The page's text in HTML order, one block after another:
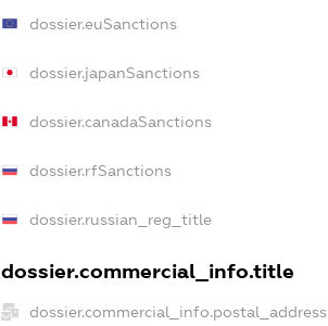
dossier.euSanctions
dossier.japanSanctions
dossier.canadaSanctions
dossier.rfSanctions
dossier.russian_reg_title
dossier.commercial_info.title
dossier.commercial_info.postal_address